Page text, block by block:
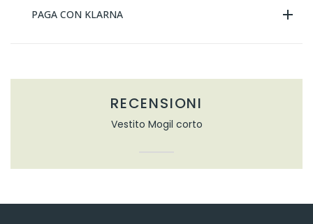
PAGA CON KLARNA
RECENSIONI
Vestito Mogil corto